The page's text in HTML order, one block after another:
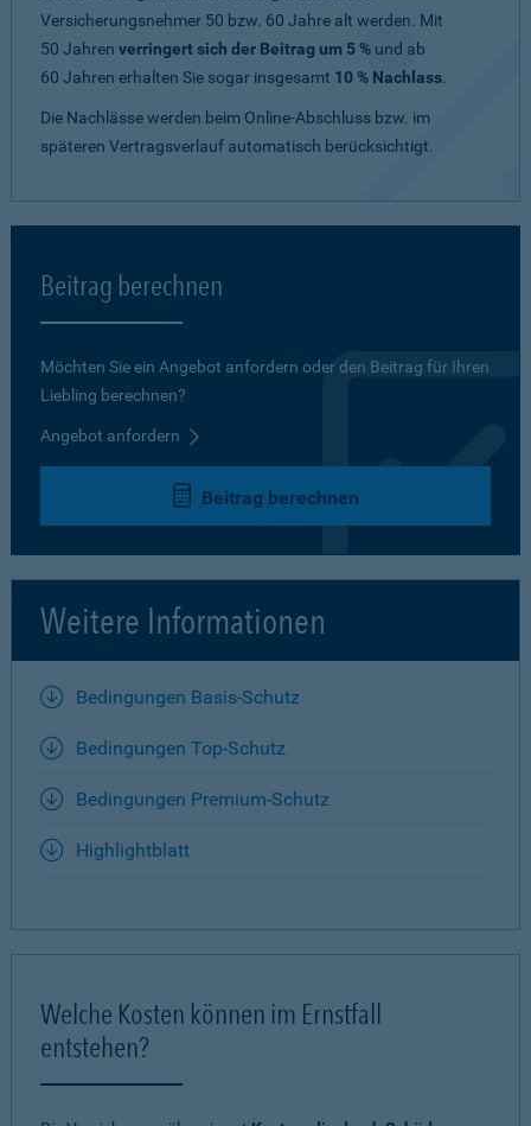
Versicherungsnehmer 50 bzw. 60 Jahre alt werden. Mit
50 Jahren verringert sich der Beitrag um 5 % und ab
60 Jahren erhalten Sie sogar insgesamt 10 % Nachlass.
Die Nachlässe werden beim Online-Abschluss bzw. im
späteren Vertragsverlauf automatisch berücksichtigt.
Beitrag berechnen
Möchten Sie ein Angebot anfordern oder den Beitrag für Ihren
Liebling berechnen?
Angebot anfordern
Beitrag berechnen
Weitere Informationen
Bedingungen Basis-Schutz
Bedingungen Top-Schutz
Bedingungen Premium-Schutz
Highlightblatt
Welche Kosten können im Ernstfall
entstehen?